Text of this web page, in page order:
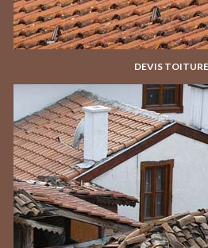
DEVIS